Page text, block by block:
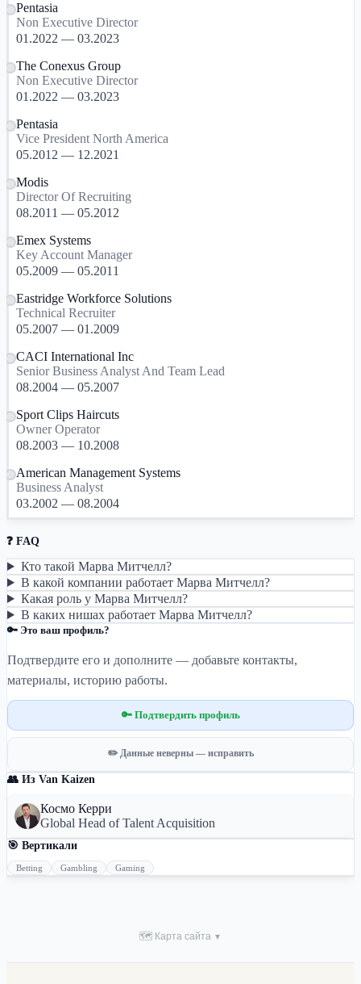
Pentasia
Non Executive Director
01.2022 — 03.2023
The Conexus Group
Non Executive Director
01.2022 — 03.2023
Pentasia
Vice President North America
05.2012 — 12.2021
Modis
Director Of Recruiting
08.2011 — 05.2012
Emex Systems
Key Account Manager
05.2009 — 05.2011
Eastridge Workforce Solutions
Technical Recruiter
05.2007 — 01.2009
CACI International Inc
Senior Business Analyst And Team Lead
08.2004 — 05.2007
Sport Clips Haircuts
Owner Operator
08.2003 — 10.2008
American Management Systems
Business Analyst
03.2002 — 08.2004
❓ FAQ
Кто такой Марва Митчелл?
В какой компании работает Марва Митчелл?
Какая роль у Марва Митчелл?
В каких нишах работает Марва Митчелл?
🔑 Это ваш профиль?
Подтвердите его и дополните — добавьте контакты,
материалы, историю работы.
🔑 Подтвердить профиль
✏️ Данные неверны — исправить
👥 Из Van Kaizen
Космо Керри
Global Head of Talent Acquisition
🎯 Вертикали
Betting Gambling Gaming
🗺 Карта сайта ▼